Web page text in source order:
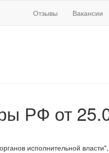
Отзывы Вакансии
РФ от
исполнительной